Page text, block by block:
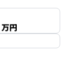
万円